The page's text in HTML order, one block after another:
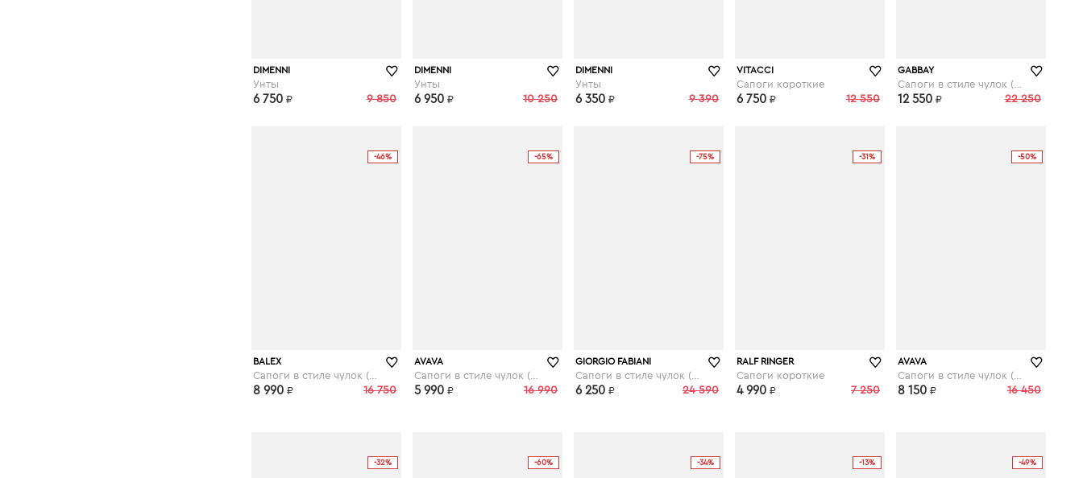
DIMENNI
Унты
9 850
6 750 ₽
DIMENNI
Унты
10 250
6 950 ₽
DIMENNI
Унты
9 390
6 350 ₽
VITACCI
Сапоги короткие
12 550
6 750 ₽
GABBAY
22 250
12 550 ₽
-46%
BALEX
16 750
8 990 ₽
-65%
AVAVA
16 990
5 990 ₽
-75%
kupivip.ru
GIORGIO FABIANI
24 590
6 250 ₽
-31%
RALF RINGER
Сапоги короткие
7 250
4 990 ₽
-50%
AVAVA
16 450
8 150 ₽
-32% -60% -34% -13% -49%